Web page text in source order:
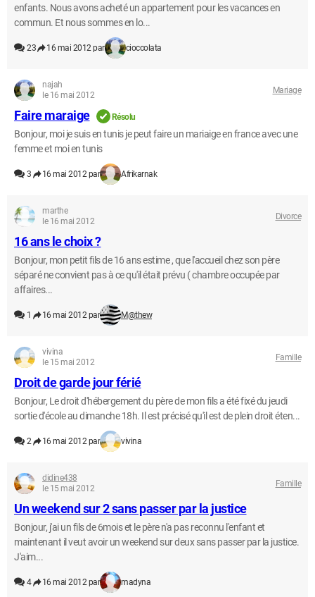
enfants. Nous avons acheté un appartement pour les vacances en
commun. Et nous sommes en lo...
23 16 mai 2012 par cioccolata
najah
le 16 mai 2012
Mariage
Faire maraige Résolu
Bonjour, moi je suis en tunis je peut faire un mariaige en france avec une
femme et moi en tunis
3 16 mai 2012 par Afrikarnak
marthe
le 16 mai 2012
Divorce
16 ans le choix ?
Bonjour, mon petit fils de 16 ans estime , que l'accueil chez son père
séparé ne convient pas à ce qu'il était prévu ( chambre occupée par
affaires...
1 16 mai 2012 par M@thew
vivina
le 15 mai 2012
Famille
Droit de garde jour férié
Bonjour, Le droit d'hébergement du père de mon fils a été fixé du jeudi
sortie d'école au dimanche 18h. Il est précisé qu'il est de plein droit éten...
2 16 mai 2012 par vivina
didine438
le 15 mai 2012
Famille
Un weekend sur 2 sans passer par la justice
Bonjour, j'ai un fils de 6mois et le père n'a pas reconnu l'enfant et
maintenant il veut avoir un weekend sur deux sans passer par la justice.
J'aim...
4 16 mai 2012 par madyna